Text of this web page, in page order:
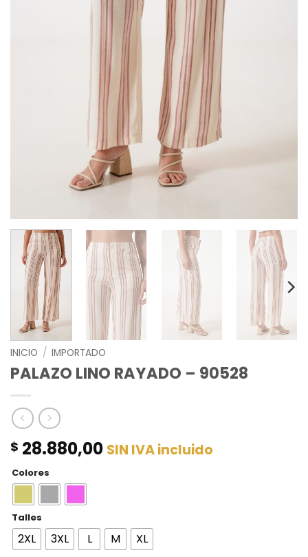
INICIO / IMPORTADO
PALAZO LINO RAYADO – 90528
$ 28.880,00 SIN IVA incluido
Colores
Talles
2XL 3XL L M XL